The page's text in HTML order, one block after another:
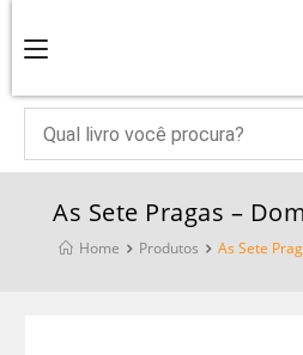
As Sete Pragas –
Home Produtos As Sete